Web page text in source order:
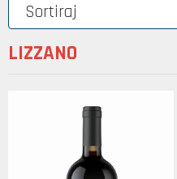
Sortiraj
LIZZANO